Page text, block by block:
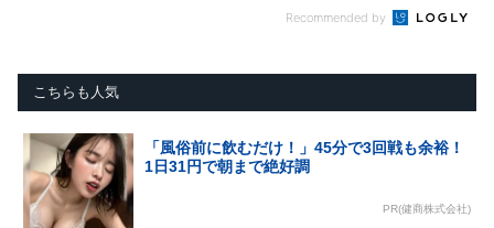
Recommended by
こちらも人気
「風俗前に飲むだけ！」45分で3回戦も余裕！
1日31円で朝まで絶好調
PR(健商株式会社)